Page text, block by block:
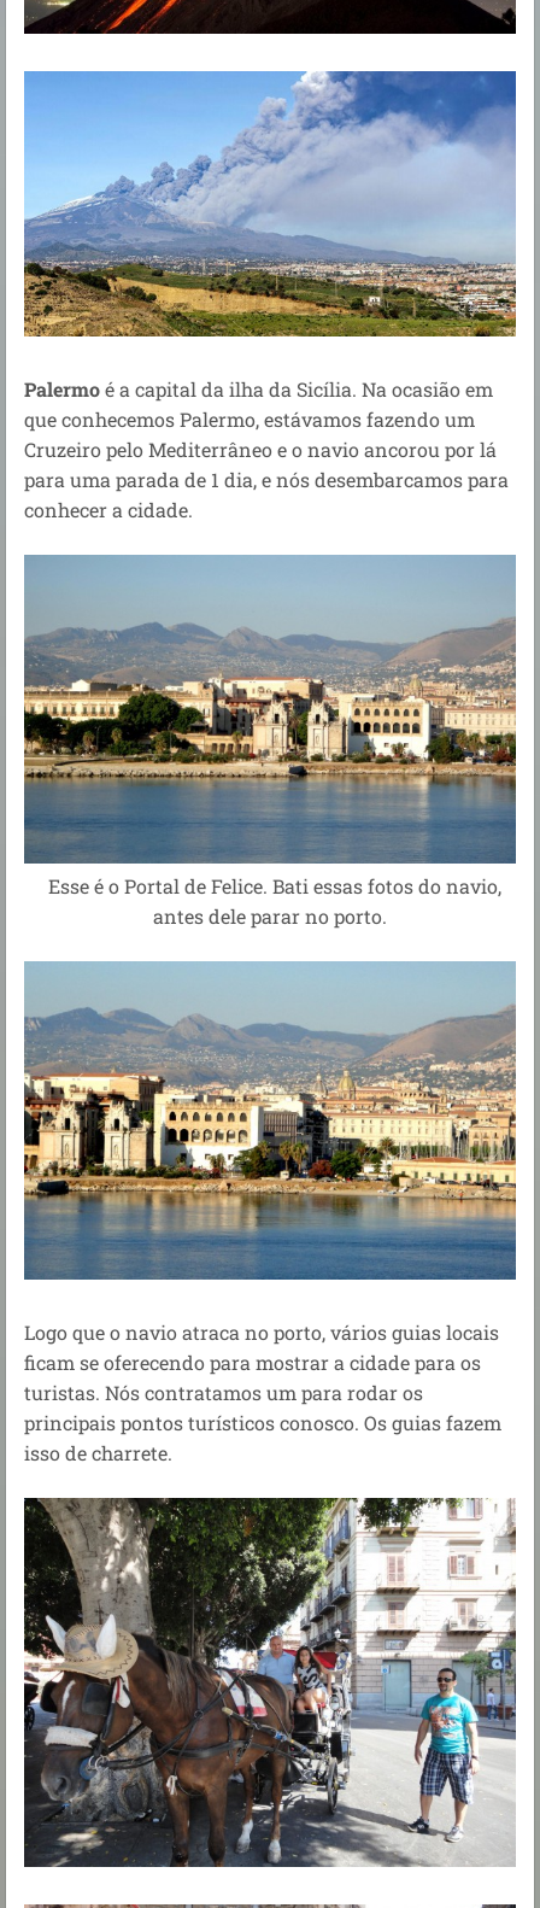
Palermoé a capital da ilha da Sicília. Na ocasião em
que conhecemos Palermo, estávamos fazendo um
Cruzeiro pelo Mediterrâneo e o navio ancorou por lá
para uma parada de 1 dia, e nós desembarcamos para
conhecer a cidade.
Esse é o Portal de Felice. Bati essas fotos do navio,
antes dele parar no porto.
Logo que o navio atraca no porto, vários guias locais
ficam se oferecendo para mostrar a cidade para os
turistas. Nós contratamos um para rodar os
principais pontos turísticos conosco. Os guias fazem
isso de charrete.